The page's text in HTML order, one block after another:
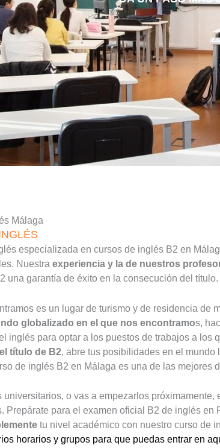
Málaga
especializada en cursos de inglés B2 en
Nuestra experiencia y la de nuestros
una garantía de éxito en la consecución del título.
es un lugar de turismo y de residencia de
globalizado en el que nos encontramos,
inglés para optar a los puestos de trabajos a los
título de B2, abre tus posibilidades en el mundo
de inglés B2 en Málaga es una de las mejores
o vas a empezarlos próximamente,
Prepárate para el examen oficial B2 de inglés en
tu nivel académico con nuestro curso de
horarios y grupos para que puedas entrar en